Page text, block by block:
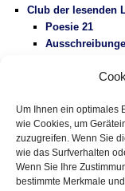
Um Ihnen ein optimales
wie Cookies, um
zuzugreifen. Wenn Sie
wie das Surfverhalten
Wenn Sie Ihre
bestimmte Merkmale
Club der lesenden
Poesie 21
Vermischtes
DAS